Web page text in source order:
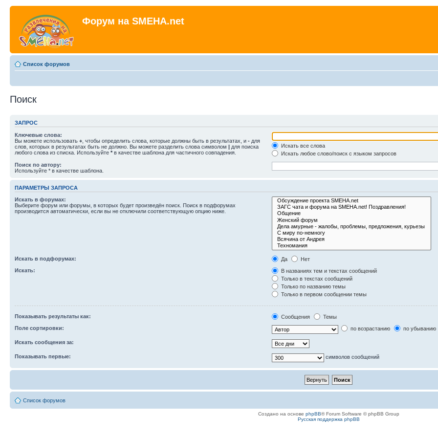
Форум на SMEHA.net
Список форумов
Поиск
ЗАПРОС
Ключевые слова:
Вы можете использовать + , чтобы определить слова, которые должны быть в результатах, и - для
слов, которых в результатах быть не должно. Вы можете разделить слова символом | для поиска
любого слова из списка. Используйте * в качестве шаблона для частичного совпадения.
Искать все слова
Искать любое слово/поиск с языком запросов
Поиск по автору:
Используйте * в качестве шаблона.
ПАРАМЕТРЫ ЗАПРОСА
Искать в форумах:
Выберите форум или форумы, в которых будет произведён поиск. Поиск в подфорумах
производится автоматически, если вы не отключили соответствующую опцию ниже.
Искать в подфорумах: Да
Нет
Искать:
В названиях тем и текстах сообщений
Только в текстах сообщений
Только по названию темы
Только в первом сообщении темы
Показывать результаты как: Сообщения
Темы
Поле сортировки:
по возрастанию по убыванию
Искать сообщения за:
Показывать первые: символов сообщений
Список форумов
Создано на основе phpBB® Forum Software © phpBB Group
Русская поддержка phpBB